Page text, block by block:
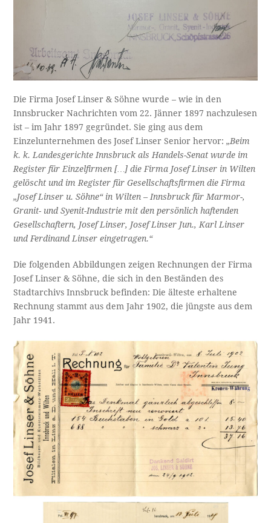
Die Firma Josef Linser & Söhne wurde – wie in den
Innsbrucker Nachrichten vom 22. Jänner 1897 nachzulesen
ist – im Jahr 1897 gegründet. Sie ging aus dem
Einzelunternehmen des Josef Linser Senior hervor:„Beim
k. k. Landesgerichte Innsbruck als Handels-Senat wurde im
Register für Einzelfirmen […] die Firma Josef Linser in Wilten
gelöscht und im Register für Gesellschaftsfirmen die Firma
„Josef Linser u. Söhne“ in Wilten – Innsbruck für Marmor-,
Granit- und Syenit-Industrie mit den persönlich haftenden
Gesellschaftern, Josef Linser, Josef Linser Jun., Karl Linser
und Ferdinand Linser eingetragen.“
Die folgenden Abbildungen zeigen Rechnungen der Firma
Josef Linser & Söhne, die sich in den Beständen des
Stadtarchivs Innsbruck befinden: Die älteste erhaltene
Rechnung stammt aus dem Jahr 1902, die jüngste aus dem
Jahr 1941.